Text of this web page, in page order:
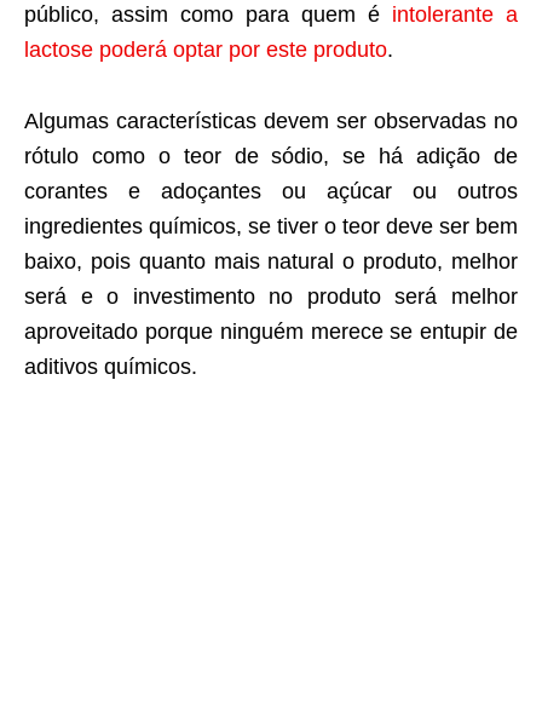
público, assim como para quem é intolerante a
lactose poderá optar por este produto.
Algumas características devem ser observadas no
rótulo como o teor de sódio, se há adição de
corantes e adoçantes ou açúcar ou outros
ingredientes químicos, se tiver o teor deve ser bem
baixo, pois quanto mais natural o produto, melhor
será e o investimento no produto será melhor
aproveitado porque ninguém merece se entupir de
aditivos químicos.